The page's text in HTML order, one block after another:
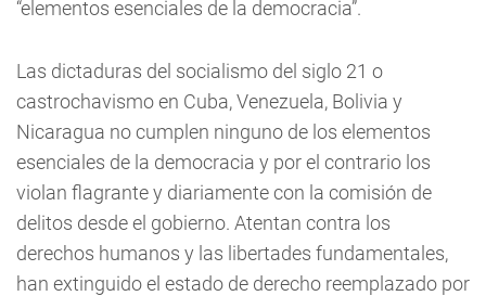
“elementos esenciales de la democracia”.
Las dictaduras del socialismo del siglo 21 o
castrochavismo en Cuba, Venezuela, Bolivia y
Nicaragua no cumplen ninguno de los elementos
esenciales de la democracia y por el contrario los
violan flagrante y diariamente con la comisión de
delitos desde el gobierno. Atentan contra los
derechos humanos y las libertades fundamentales,
han extinguido el estado de derecho reemplazado por